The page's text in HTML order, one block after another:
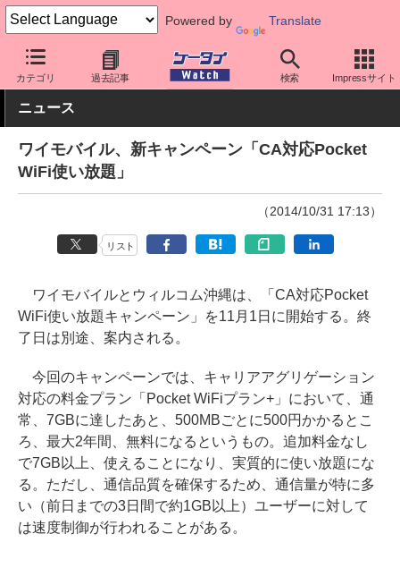
Powered by Translate
カテゴリ 過去記事 検索 Impressサイト
ケータイ Watch キャリア ワイモバイル 料金プラン・割引
ニュース
ワイモバイル、新キャンペーン「CA対応Pocket
WiFi使い放題」
（2014/10/31 17:13）
リスト
ワイモバイルとウィルコム沖縄は、「CA対応Pocket
WiFi使い放題キャンペーン」を11月1日に開始する。終
了日は別途、案内される。
今回のキャンペーンでは、キャリアアグリゲーション
対応の料金プラン「Pocket WiFiプラン+」において、通
常、7GBに達したあと、500MBごとに500円かかるとこ
ろ、最大2年間、無料になるというもの。追加料金なし
で7GB以上、使えることになり、実質的に使い放題にな
る。ただし、通信品質を確保するため、通信量が特に多
い（前日までの3日間で約1GB以上）ユーザーに対して
は速度制御が行われることがある。